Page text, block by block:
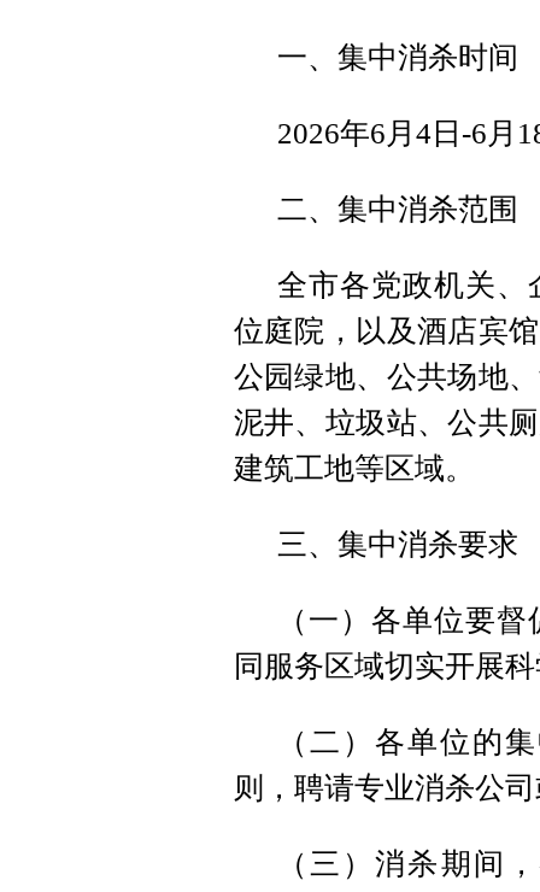
一、集中消杀时间
2026年6月4日-6月
二、集中消杀范围
全市各党政机关、
位庭院，以及酒店宾
公园绿地、公共场地
泥井、垃圾站、公共
建筑工地等区域。
三、集中消杀要求
（一）各单位要
同服务区域切实开展
（二）各单位的
则，聘请专业消杀公
（三）消杀期间